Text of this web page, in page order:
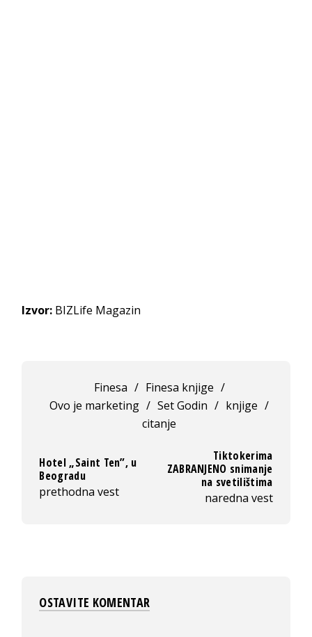
Izvor: BIZLife Magazin
Finesa / Finesa knjige /
Ovo je marketing / Set Godin / knjige /
citanje
Hotel „Saint Ten”, u
Beogradu
prethodna vest
Tiktokerima
ZABRANJENO snimanje
na svetilištima
naredna vest
OSTAVITE KOMENTAR